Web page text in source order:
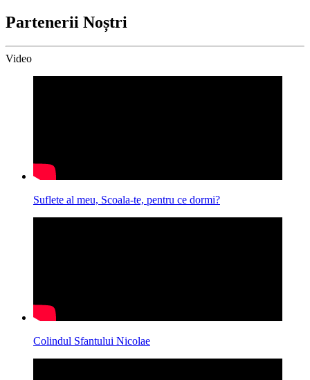
Partenerii Noștri
Video
Suflete al meu, Scoala-te, pentru ce dormi?
Colindul Sfantului Nicolae